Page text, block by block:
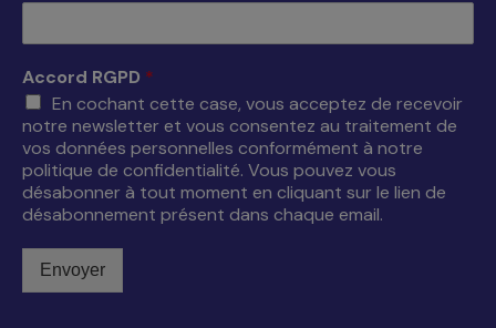
Accord RGPD *
En cochant cette case, vous acceptez de recevoir
notre newsletter et vous consentez au traitement de
vos données personnelles conformément à notre
politique de confidentialité. Vous pouvez vous
désabonner à tout moment en cliquant sur le lien de
désabonnement présent dans chaque email.
Envoyer